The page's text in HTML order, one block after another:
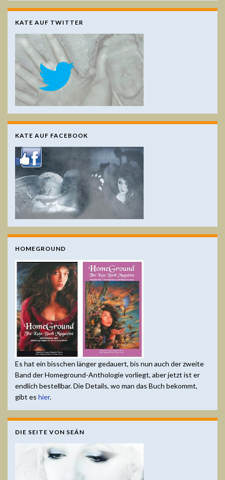
KATE AUF TWITTER
KATE AUF FACEBOOK
HOMEGROUND
Es hat ein bisschen länger gedauert, bis nun auch der zweite
Band der Homeground-Anthologie vorliegt, aber jetzt ist er
endlich bestellbar. Die Details, wo man das Buch bekommt,
gibt es hier.
DIE SEITE VON SEÁN